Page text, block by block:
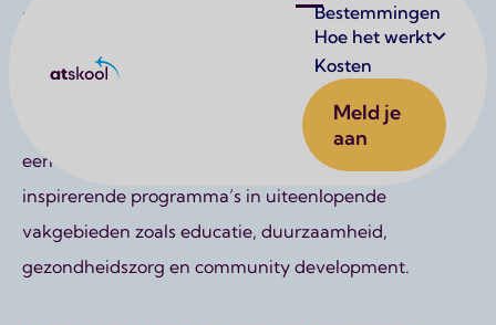
Atskool
Bestemmingen
Hoe het werkt
Kosten
Meld je
aan
Een educatieve reis naar Afrika is een unieke kans om
waardevolle leerervaringen op te doen in een
levendige en diverse omgeving. Van bruisende steden
tot adembenemende natuurgebieden: Afrika biedt
een rijke cultuur, gastvrije gemeenschappen en
inspirerende programma’s in uiteenlopende
vakgebieden zoals educatie, duurzaamheid,
gezondheidszorg en community development.